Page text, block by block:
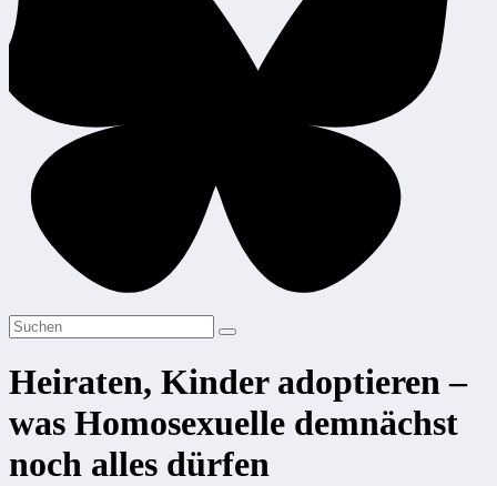
Heiraten, Kinder adoptieren –
was Homosexuelle demnächst
noch alles dürfen